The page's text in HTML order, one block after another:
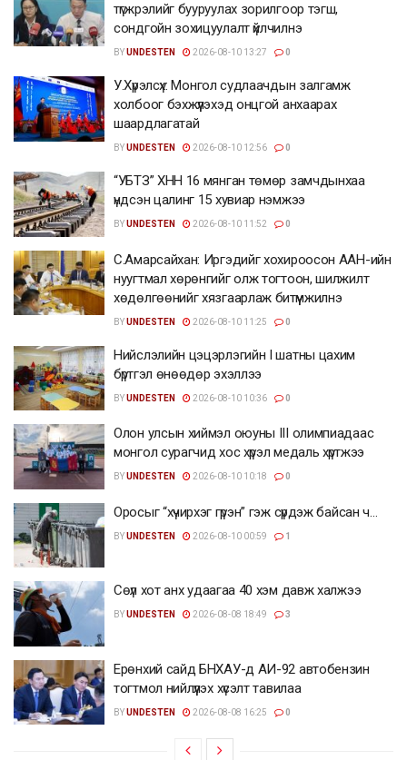
түгжрэлийг бууруулах зорилгоор тэгш,
сондгойн зохицуулалт үйлчилнэ
BYUNDESTEN 2026-08-10 13:27 0
У.Хүрэлсүх: Монгол судлаачдын залгамж
холбоог бэхжүүлэхэд онцгой анхаарах
шаардлагатай
BYUNDESTEN 2026-08-10 12:56 0
“УБТЗ” ХНН 16 мянган төмөр замчдынхаа
үндсэн цалинг 15 хувиар нэмжээ
BYUNDESTEN 2026-08-10 11:52 0
С.Амарсайхан: Иргэдийг хохироосон ААН-ийн
нуугтмал хөрөнгийг олж тогтоон, шилжилт
хөдөлгөөнийг хязгаарлаж битүүмжилнэ
BYUNDESTEN 2026-08-10 11:25 0
Нийслэлийн цэцэрлэгийн I шатны цахим
бүртгэл өнөөдөр эхэллээ
BYUNDESTEN 2026-08-10 10:36 0
Олон улсын хиймэл оюуны III олимпиадаас
монгол сурагчид хос хүрэл медаль хүртжээ
BYUNDESTEN 2026-08-10 10:18 0
Оросыг “хүчирхэг гүрэн” гэж сүрдэж байсан ч…
BYUNDESTEN 2026-08-10 00:59 1
Сөүл хот анх удаагаа 40 хэм давж халжээ
BYUNDESTEN 2026-08-08 18:49 3
Ерөнхий сайд БНХАУ-д АИ-92 автобензин
тогтмол нийлүүлэх хүсэлт тавилаа
BYUNDESTEN 2026-08-08 16:25 0